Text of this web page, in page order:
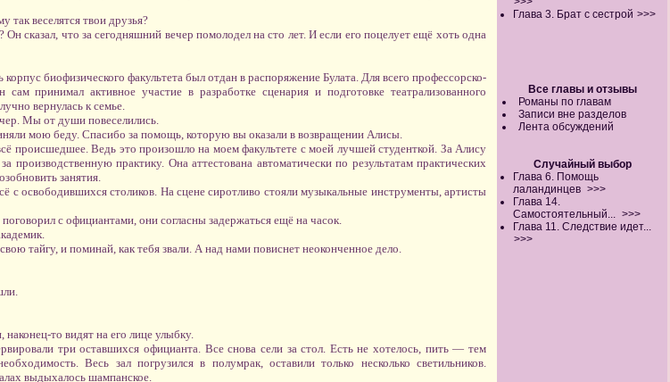
Глава 3. Брат с сестрой >>>
Все главы и отзывы
Романы по главам
Записи вне разделов
Лента обсуждений
Случайный выбор
Глава 6. Помощь
лаландинцев >>>
Глава 14.
Самостоятельный... >>>
Глава 11. Следствие идет...
>>>
веселятся твои друзья?
сказал, что за сегодняшний вечер помолодел на сто лет. И если его поцелует ещё хоть одна
биофизического факультета был отдан в распоряжение Булата. Для всего профессорско-
принимал активное участие в разработке сценария и подготовке театрализованного
вернулась к семье.
Мы от души повеселились.
мою беду. Спасибо за помощь, которую вы оказали в возвращении Алисы.
происшедшее. Ведь это произошло на моем факультете с моей лучшей студенткой. За Алису
практику. Она аттестована автоматически по результатам практических
занятия.
освободившихся столиков. На сцене сиротливо стояли музыкальные инструменты, артисты
с официантами, они согласны задержаться ещё на часок.
тайгу, и поминай, как тебя звали. А над нами повиснет неоконченное дело.
то видят на его лице улыбку.
три оставшихся официанта. Все снова сели за стол. Есть не хотелось, пить — тем
Весь зал погрузился в полумрак, оставили только несколько светильников.
выдыхалось шампанское.